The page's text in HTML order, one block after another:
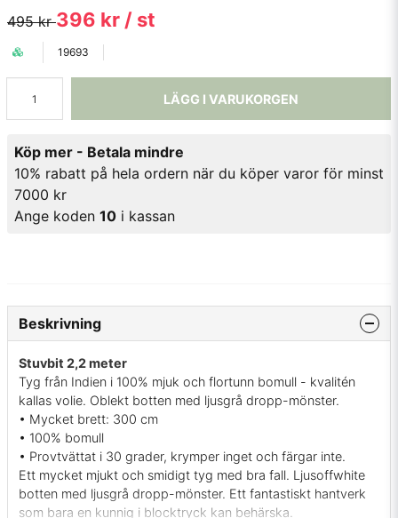
495 kr396 kr / st
19693
LÄGG I VARUKORGEN
Köp mer - Betala mindre
10% rabatt på hela ordern när du köper varor för minst
7000 kr
Ange koden 10 i kassan
Beskrivning
Stuvbit 2,2 meter
Tyg från Indien i 100% mjuk och flortunn bomull - kvalitén
kallas volie. Oblekt botten med ljusgrå dropp-mönster.
• Mycket brett: 300 cm
• 100% bomull
• Provtvättat i 30 grader, krymper inget och färgar inte.
Ett mycket mjukt och smidigt tyg med bra fall. Ljusoffwhite
botten med ljusgrå dropp-mönster. Ett fantastiskt hantverk
som bara en kunnig i blocktryck kan behärska.